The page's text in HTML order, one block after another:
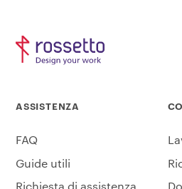
ASSISTENZA
FAQ
Guide utili